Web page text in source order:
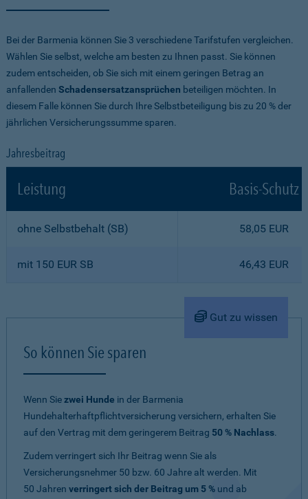
Bei der Barmenia können Sie 3 verschiedene Tarifstufen vergleichen.
Wählen Sie selbst, welche am besten zu Ihnen passt. Sie können
zudem entscheiden, ob Sie sich mit einem geringen Betrag an
anfallenden Schadensersatzansprüchen beteiligen möchten. In
diesem Falle können Sie durch Ihre Selbstbeteiligung bis zu 20 % der
jährlichen Versicherungssumme sparen.
Jahresbeitrag
Leistung Basis-Schutz
ohne Selbstbehalt (SB) 58,05 EUR
mit 150 EUR SB 46,43 EUR
Gut zu wissen
So können Sie sparen
Wenn Siezwei Hunde in der Barmenia
Hundehalterhaftpflichtversicherung versichern, erhalten Sie
auf den Vertrag mit dem geringerem Beitrag 50 % Nachlass.
Zudem verringert sich Ihr Beitrag wenn Sie als
Versicherungsnehmer 50 bzw. 60 Jahre alt werden. Mit
50 Jahren verringert sich der Beitrag um 5 % und ab